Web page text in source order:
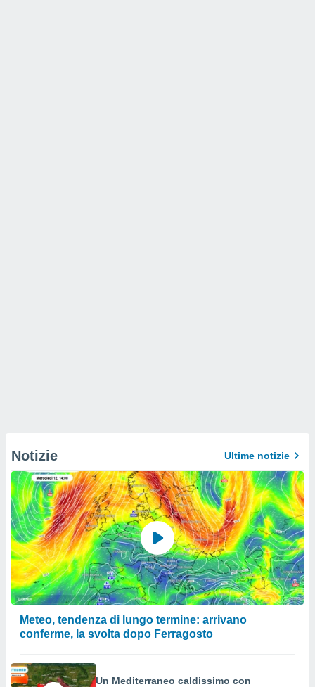
Notizie Ultime notizie
Meteo, tendenza di lungo termine: arrivano
conferme, la svolta dopo Ferragosto
Un Mediterraneo caldissimo con